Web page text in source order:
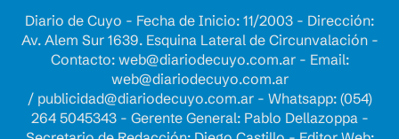
Diario de Cuyo - Fecha de Inicio: 11/2003 - Dirección:
Av. Alem Sur 1639. Esquina Lateral de Circunvalación -
Contacto: web@diariodecuyo.com.ar- Email:
web@diariodecuyo.com.ar
/ publicidad@diariodecuyo.com.ar- Whatsapp: (054)
264 5045343 - Gerente General: Pablo Dellazoppa -